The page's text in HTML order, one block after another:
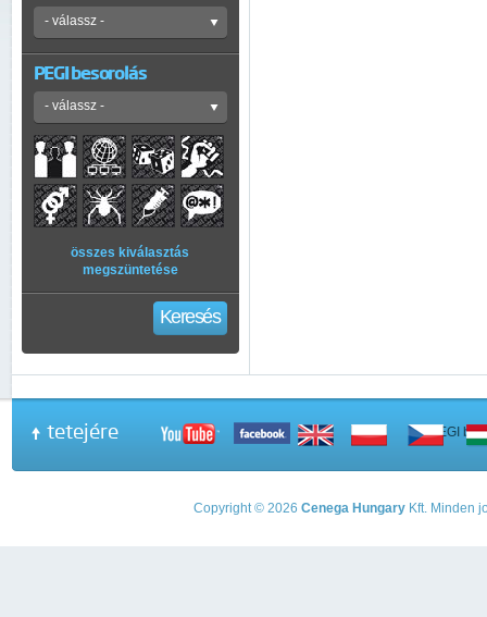
PEGI besorolás
összes kiválasztás
megszüntetése
Keresés
tetejére A PEGI
Copyright © 2026 Cenega Hungary Kft. Minden